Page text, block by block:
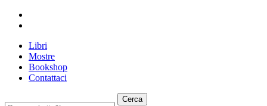
Libri
Mostre
Bookshop
Contattaci
Cerca